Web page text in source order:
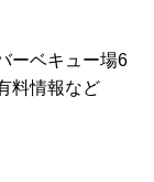
ーベキュー場6
料情報など